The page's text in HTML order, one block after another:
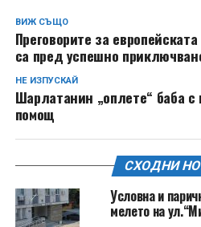
ВИЖ СЪЩО
Преговорите за
са пред успешно
НЕ ИЗПУСКАЙ
Шарлатанин „оплете“ баба
помощ
СХОДНИ
Условна и
мелето на